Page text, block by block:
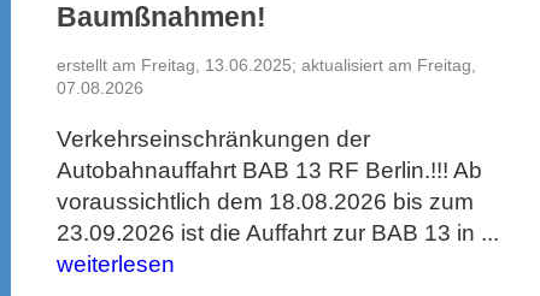
Baumßnahmen!
erstellt am Freitag, 13.06.2025; aktualisiert am Freitag,
07.08.2026
Verkehrseinschränkungen der
Autobahnauffahrt BAB 13 RF Berlin.!!! Ab
voraussichtlich dem 18.08.2026 bis zum
23.09.2026 ist die Auffahrt zur BAB 13 in ...
weiterlesen